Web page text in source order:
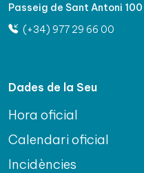
Passeig de Sant Antoni
(+34) 977 29 66 00
Dades de la Seu
Hora oficial
Calendari oficial
Incidències